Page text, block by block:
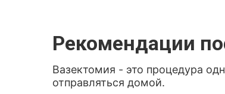
Рекомендации
Вазектомия - это процедура
отправляться домой.